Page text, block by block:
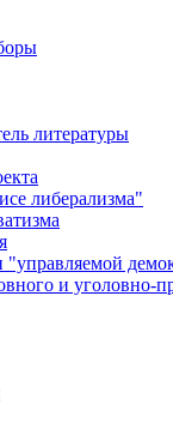
литературы
либерализма"
и уголовно-